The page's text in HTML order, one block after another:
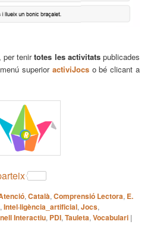
per tenirtotes les activitatspublicades
superior activiJocso bé clicant a
,Català,Comprensió Lectora, E.
,Intel·ligència_artificial,Jocs,
Interactiu, PDI,Tauleta,Vocabulari |